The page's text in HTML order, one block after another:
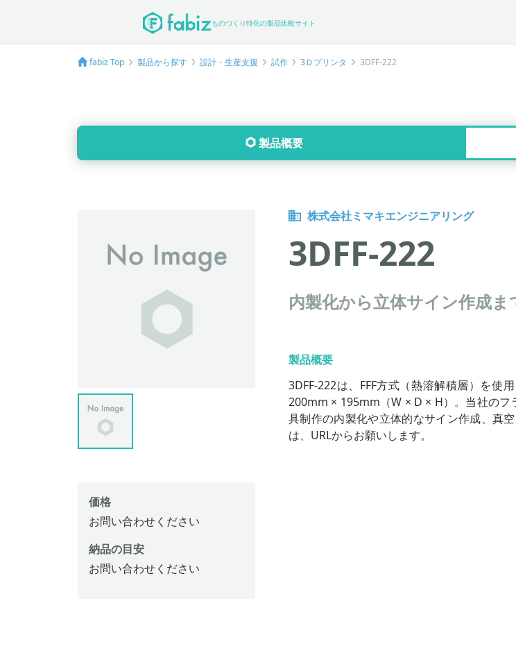
ものづくり特化の製品比較サイト
fabiz Top 製品から探す 設計・生産支援 試作 3Ｄプリンタ 3DFF-222
製品概要
価格
お問い合わせください
納品の目安
お問い合わせください
株式会社ミマキエンジニアリング
3DFF-222
内製化から立体サイン作成
製品概要
3DFF-222は、FFF方式（熱溶解積層）を使
200mm × 195mm（W × D × H）。当社の
具制作の内製化や立体的なサイン作成、真
は、URLからお願いします。